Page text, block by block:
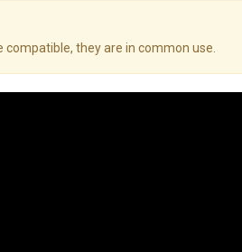
compatible, they are in common use.